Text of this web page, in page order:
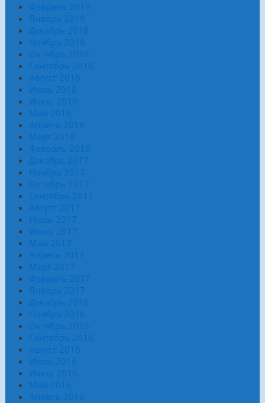
Февраль 2019
Январь 2019
Декабрь 2018
Ноябрь 2018
Октябрь 2018
Сентябрь 2018
Август 2018
Июль 2018
Июнь 2018
Май 2018
Апрель 2018
Март 2018
Февраль 2018
Декабрь 2017
Ноябрь 2017
Октябрь 2017
Сентябрь 2017
Август 2017
Июль 2017
Июнь 2017
Май 2017
Апрель 2017
Март 2017
Февраль 2017
Январь 2017
Декабрь 2016
Ноябрь 2016
Октябрь 2016
Сентябрь 2016
Август 2016
Июль 2016
Июнь 2016
Май 2016
Апрель 2016